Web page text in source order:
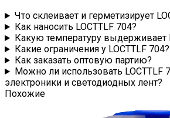
Что склеивает и герметизирует
Как наносить LOCTTLF 704?
Какую температуру выдерживает
Какие ограничения у LOCTTLF 704?
Как заказать оптовую партию?
Можно ли использовать LOCTTLF
электроники и светодиодных лент?
Похожие